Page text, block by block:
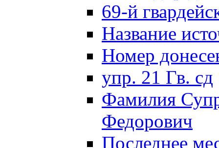
69-й
Название
Номер
упр. 21 Гв. сд
Фамилия
Федорович
Последнее